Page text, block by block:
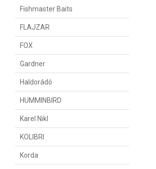
Fishmaster Baits
FLAJZAR
FOX
Gardner
Haldorádó
HUMMINBIRD
Karel Nikl
KOLIBRI
Korda